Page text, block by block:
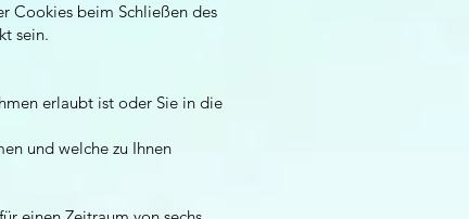
Cookies beim Schließen des
sein.
erlaubt ist oder Sie in die
und welche zu Ihnen